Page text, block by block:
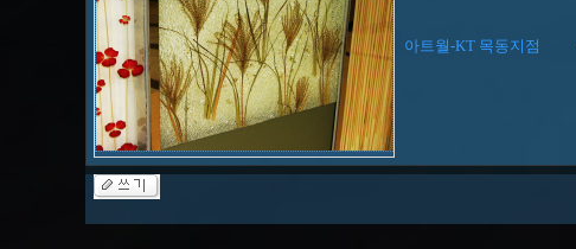
아트월-KT 목동지점